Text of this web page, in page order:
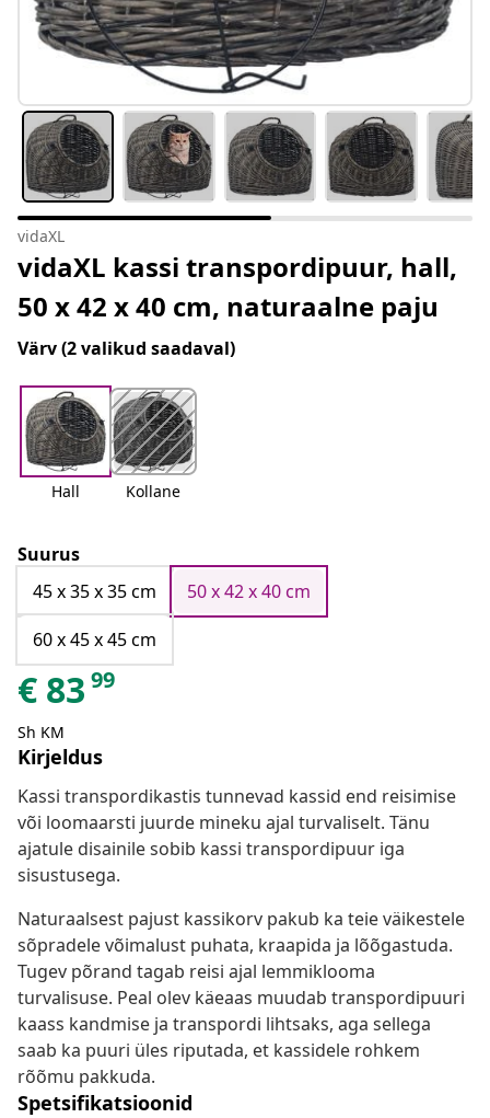
vidaXL
vidaXL kassi transpordipuur, hall,
50 x 42 x 40 cm, naturaalne paju
Värv(2 valikud saadaval)
Hall Kollane
Suurus
45 x 35 x 35 cm
50 x 42 x 40 cm
60 x 45 x 45 cm
€ 83 99
Sh KM
Kirjeldus
Kassi transpordikastis tunnevad kassid end reisimise
või loomaarsti juurde mineku ajal turvaliselt. Tänu
ajatule disainile sobib kassi transpordipuur iga
sisustusega.
Naturaalsest pajust kassikorv pakub ka teie väikestele
sõpradele võimalust puhata, kraapida ja lõõgastuda.
Tugev põrand tagab reisi ajal lemmiklooma
turvalisuse. Peal olev käeaas muudab transpordipuuri
kaass kandmise ja transpordi lihtsaks, aga sellega
saab ka puuri üles riputada, et kassidele rohkem
rõõmu pakkuda.
Spetsifikatsioonid